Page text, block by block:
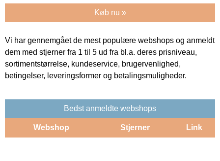
Køb nu »
Vi har gennemgået de mest populære webshops og anmeldt
dem med stjerner fra 1 til 5 ud fra bl.a. deres prisniveau,
sortimentstørrelse, kundeservice, brugervenlighed,
betingelser, leveringsformer og betalingsmuligheder.
Bedst anmeldte webshops
Webshop Stjerner Link